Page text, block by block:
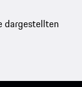
dargestellten